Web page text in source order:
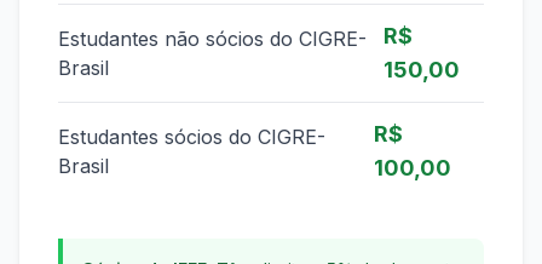
Estudantes não sócios do CIGRE-
Brasil
R$
150,00
Estudantes sócios do CIGRE-
Brasil
R$
100,00